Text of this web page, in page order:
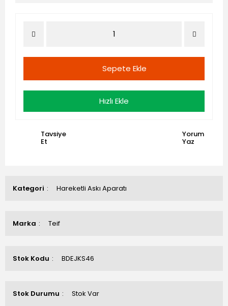
Kategori Hareketli Askı Aparatı
Marka Teif
Stok Kodu BDEJKS46
Stok Durumu Stok Var
Sepete Ekle
Hızlı Ekle
Tavsiye
Et
Yorum
Yaz